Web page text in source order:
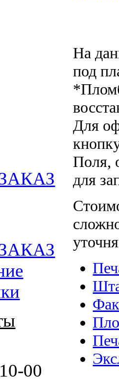
00
На
под
Для
Поля,
для